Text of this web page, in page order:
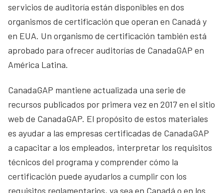
servicios de auditoría están disponibles en dos
organismos de certificación que operan en Canadá y
en EUA. Un organismo de certificación también está
aprobado para ofrecer auditorías de CanadaGAP en
América Latina.
CanadaGAP mantiene actualizada una serie de
recursos publicados por primera vez en 2017 en el sitio
web de CanadaGAP. El propósito de estos materiales
es ayudar a las empresas certificadas de CanadaGAP
a capacitar a los empleados, interpretar los requisitos
técnicos del programa y comprender cómo la
certificación puede ayudarlos a cumplir con los
requisitos reglamentarios, ya sea en Canadá o en los